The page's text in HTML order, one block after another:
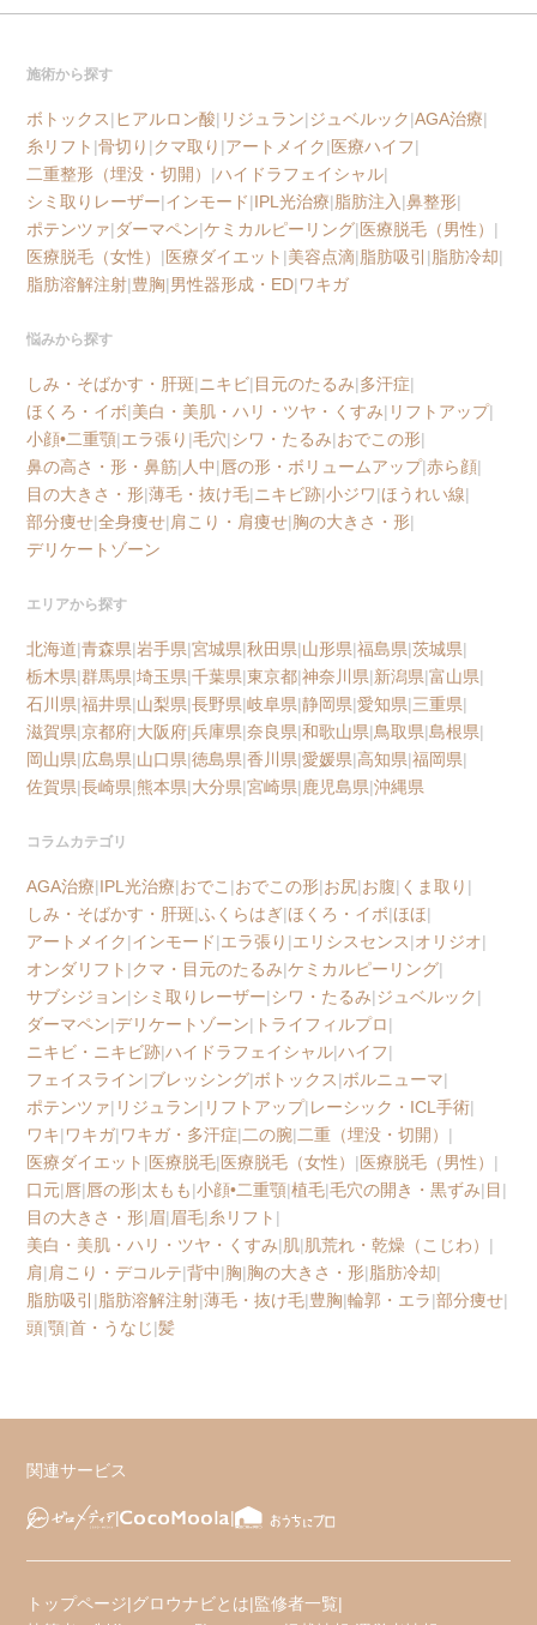
施術から探す
ボトックス|ヒアルロン酸| リジュラン|ジュベルック|AGA治療|
糸リフト |骨切り |クマ取り |アートメイク|医療ハイフ|
二重整形（埋没・切開） |ハイドラフェイシャル|
シミ取りレーザー|インモード|IPL光治療|脂肪注入 |鼻整形|
ポテンツァ|ダーマペン|ケミカルピーリング|医療脱毛（男性） |
医療脱毛（女性） |医療ダイエット |美容点滴|脂肪吸引 |脂肪冷却|
脂肪溶解注射|豊胸|男性器形成・ED|ワキガ
悩みから探す
しみ・そばかす・肝斑| ニキビ|目元のたるみ|多汗症|
ほくろ・イボ|美白・美肌・ハリ・ツヤ・くすみ| リフトアップ|
小顔•二重顎|エラ張り |毛穴|シワ・たるみ|おでこの形|
鼻の高さ・形・鼻筋| 人中|唇の形・ボリュームアップ|赤ら顔|
目の大きさ・形|薄毛・抜け毛| ニキビ跡|小ジワ|ほうれい線|
部分痩せ|全身痩せ|肩こり・肩痩せ|胸の大きさ・形|
デリケートゾーン
エリアから探す
北海道|青森県|岩手県|宮城県|秋田県|山形県|福島県|茨城県|
栃木県|群馬県|埼玉県|千葉県|東京都|神奈川県|新潟県|富山県|
石川県|福井県|山梨県|長野県|岐阜県|静岡県|愛知県|三重県|
滋賀県|京都府|大阪府|兵庫県|奈良県|和歌山県|鳥取県|島根県|
岡山県|広島県|山口県|徳島県|香川県|愛媛県|高知県|福岡県|
佐賀県|長崎県|熊本県|大分県|宮崎県|鹿児島県|沖縄県
コラムカテゴリ
AGA治療|IPL光治療|おでこ |おでこの形|お尻|お腹| くま取り |
しみ・そばかす・肝斑|ふくらはぎ|ほくろ・イボ|ほほ|
アートメイク|インモード|エラ張り |エリシスセンス|オリジオ|
オンダリフト |クマ・目元のたるみ|ケミカルピーリング|
サブシジョン|シミ取りレーザー|シワ・たるみ|ジュベルック|
ダーマペン|デリケートゾーン| トライフィルプロ|
ニキビ・ニキビ跡|ハイドラフェイシャル|ハイフ|
フェイスライン|ブレッシング|ボトックス|ボルニューマ|
ポテンツァ| リジュラン| リフトアップ|レーシック・ICL手術|
ワキ|ワキガ|ワキガ・多汗症|二の腕|二重（埋没・切開） |
医療ダイエット |医療脱毛|医療脱毛（女性） |医療脱毛（男性） |
口元|唇|唇の形|太もも|小顔•二重顎|植毛|毛穴の開き・黒ずみ|目 |
目の大きさ・形|眉|眉毛|糸リフト |
美白・美肌・ハリ・ツヤ・くすみ|肌|肌荒れ・乾燥（こじわ） |
肩|肩こり・デコルテ|背中|胸|胸の大きさ・形|脂肪冷却|
脂肪吸引 |脂肪溶解注射|薄毛・抜け毛|豊胸|輪郭・エラ|部分痩せ|
頭|顎|首・うなじ|髪
関連サービス
トップページ|グロウナビとは|監修者一覧|